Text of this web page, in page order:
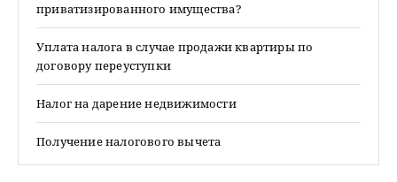
приватизированного имущества?
Уплата налога в случае продажи квартиры по
договору переуступки
Налог на дарение недвижимости
Получение налогового вычета